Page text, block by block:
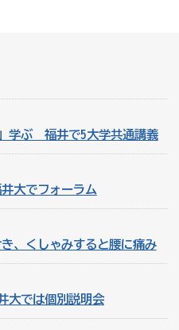
学ぶ 福井で5大学共通講義
大でフォーラム
、くしゃみすると腰に痛み
大では個別説明会